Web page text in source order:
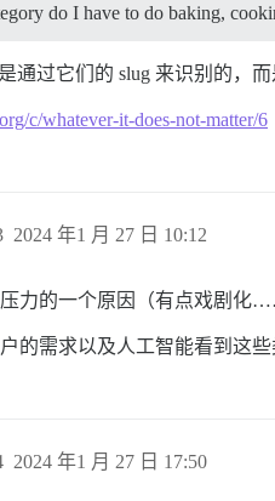
do I have to do baking,
通过它们的 slug 来识别的，
c/whatever-it-does-not-matter/6
2024 年1 月 27 日 10:12
力的一个原因（有点戏剧化
的需求以及人工智能看到这
2024 年1 月 27 日 17:50